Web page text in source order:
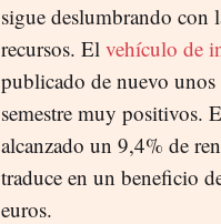
sigue deslumbrando con
recursos. El vehículo de
publicado de nuevo
semestre muy positivos.
alcanzado un 9,4% de
traduce en un beneficio
euros.